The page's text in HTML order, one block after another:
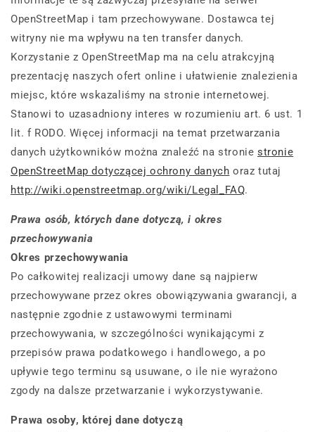
OpenStreetMap i tam przechowywane. Dostawca tej
witryny nie ma wpływu na ten transfer danych.
Korzystanie z OpenStreetMap ma na celu atrakcyjną
prezentację naszych ofert online i ułatwienie znalezienia
miejsc, które wskazaliśmy na stronie internetowej.
Stanowi to uzasadniony interes w rozumieniu art. 6 ust. 1
lit. f RODO. Więcej informacji na temat przetwarzania
danych użytkowników można znaleźć na stroniestronie
OpenStreetMap dotyczącej ochrony danych oraz tutaj
http://wiki.openstreetmap.org/wiki/Legal_FAQ.
Prawa osób, których dane dotyczą, i okres
przechowywania
Okres przechowywania
Po całkowitej realizacji umowy dane są najpierw
przechowywane przez okres obowiązywania gwarancji, a
następnie zgodnie z ustawowymi terminami
przechowywania, w szczególności wynikającymi z
przepisów prawa podatkowego i handlowego, a po
upływie tego terminu są usuwane, o ile nie wyrażono
zgody na dalsze przetwarzanie i wykorzystywanie.
Prawa osoby, której dane dotyczą